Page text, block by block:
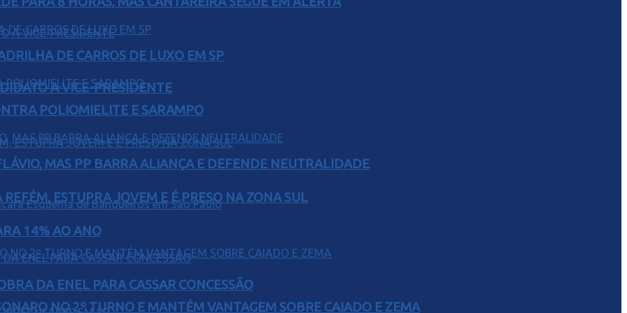
A VICE-PRESIDENTE
ESTUPRA JOVEM E É PRESO NA ZONA SUL
NO 2º TURNO E MANTÉM VANTAGEM SOBRE CAIADO E ZEMA
DE CARROS DE LUXO EM SP
POLIOMIELITE E SARAMPO
MAS PP BARRA ALIANÇA E DEFENDE NEUTRALIDADE
14% AO ANO
DA ENEL PARA CASSAR CONCESSÃO